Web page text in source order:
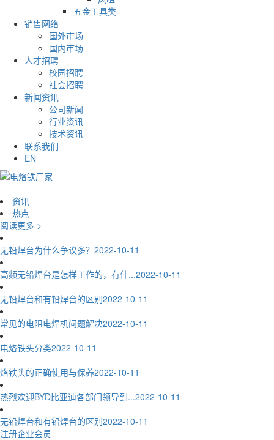
五金工具类
销售网络
国外市场
国内市场
人才招聘
校园招聘
社会招聘
新闻资讯
公司新闻
行业资讯
技术资讯
联系我们
EN
资讯
热点
阅读更多 >
无铅焊台为什么争议多？ 2022-10-11
高频无铅焊台是怎样工作的，有什...2022-10-11
无铅焊台和有铅焊台的区别2022-10-11
常见的电阻电焊机问题解决2022-10-11
电烙铁头分类2022-10-11
烙铁头的正确使用与保养2022-10-11
热烈欢迎BYD比亚迪各部门领导到...2022-10-11
无铅焊台和有铅焊台的区别2022-10-11
注册企业会员